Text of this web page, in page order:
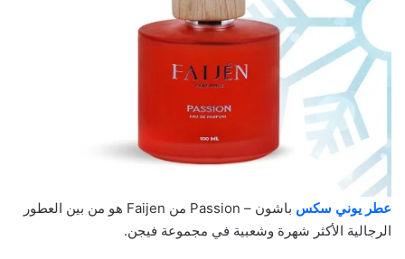
عطر يوني سكس
باشون – Passion من Faijen هو من بين العطور
الرجالية الأكثر شهرة وشعبية في مجموعة فيجن.